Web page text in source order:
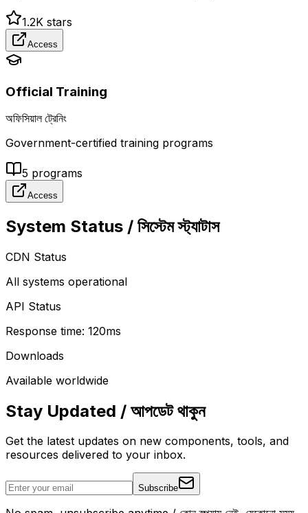
1.2K stars
Access
Official Training
অফিসিয়াল ট্রেনিং
Government-certified training programs
5 programs
Access
System Status / সিস্টেম স্ট্যাটাস
CDN Status
All systems operational
API Status
Response time: 120ms
Downloads
Available worldwide
Stay Updated / আপডেট থাকুন
Get the latest updates on new components, tools, and
resources delivered to your inbox.
Subscribe